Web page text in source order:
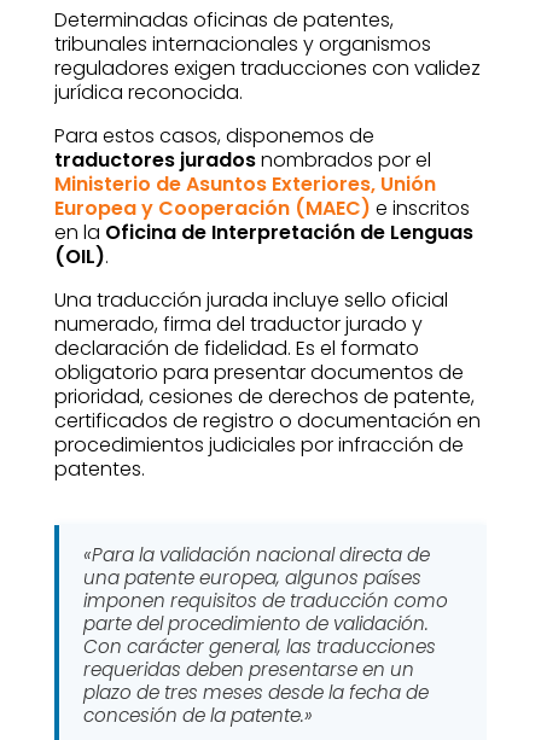
Determinadas oficinas de patentes,
tribunales internacionales y organismos
reguladores exigen traducciones con validez
jurídica reconocida.
Para estos casos, disponemos de
traductores juradosnombrados por el
Ministerio de Asuntos Exteriores, Unión
Europea y Cooperación (MAEC) e inscritos
en la Oficina de Interpretación de Lenguas
(OIL).
Una traducción jurada incluye sello oficial
numerado, firma del traductor jurado y
declaración de fidelidad. Es el formato
obligatorio para presentar documentos de
prioridad, cesiones de derechos de patente,
certificados de registro o documentación en
procedimientos judiciales por infracción de
patentes.
«Para la validación nacional directa de
una patente europea, algunos países
imponen requisitos de traducción como
parte del procedimiento de validación.
Con carácter general, las traducciones
requeridas deben presentarse en un
plazo de tres meses desde la fecha de
concesión de la patente.»